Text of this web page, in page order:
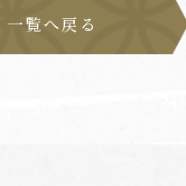
一覧へ戻る